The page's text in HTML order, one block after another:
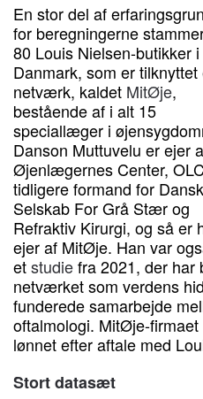
En stor del af
for beregningerne
80 Louis Nielsen-butikker i
Danmark, som er tilknyttet
netværk, kaldet MitØje,
bestående af i alt 15
speciallæger i
Danson Muttuvelu er ejer
Øjenlægernes Center,
tidligere formand for Dansk
Selskab For Grå Stær og
Refraktiv Kirurgi, og så er
ejer af MitØje. Han var
etstudiefra 2021, der har
netværket som verdens
funderede samarbejde
oftalmologi. MitØje-
lønnet efter aftale med
Stort datasæt